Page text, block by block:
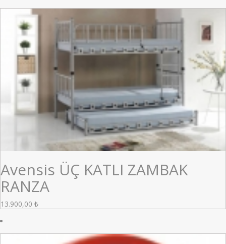
Avensis ÜÇ KATLI ZAMBAK
RANZA
13.900,00 ₺